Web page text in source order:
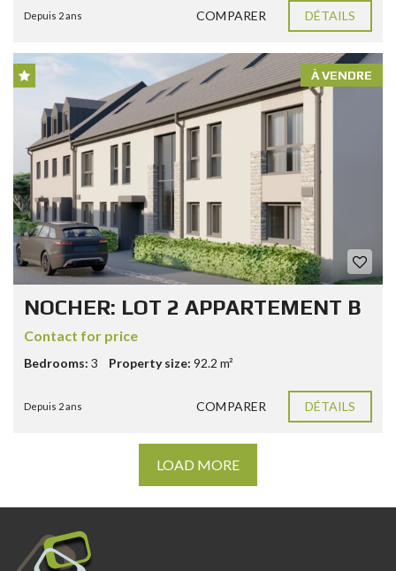
Depuis 2 ans COMPARER DÉTAILS
À VENDRE
NOCHER: LOT 2 APPARTEMENT B
Contact for price
Bedrooms: 3 Property size: 92.2 m²
Depuis 2 ans COMPARER DÉTAILS
LOAD MORE